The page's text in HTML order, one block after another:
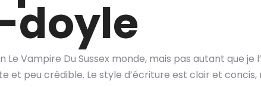
doyle
Vampire Du Sussex monde, mais pas autant que je
et peu crédible. Le style d’écriture est clair et concis,